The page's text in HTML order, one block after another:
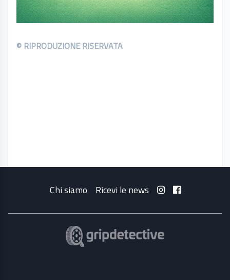
© RIPRODUZIONE RISERVATA
Chi siamo Ricevi le news